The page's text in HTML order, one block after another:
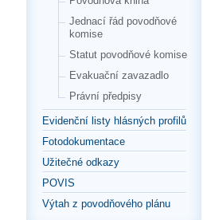
Jednací řád povodňové
komise
Statut povodňové komise
Evakuační zavazadlo
Právní předpisy
Evidenční listy hlásných profilů
Fotodokumentace
Užitečné odkazy
POVIS
Výtah z povodňového plánu